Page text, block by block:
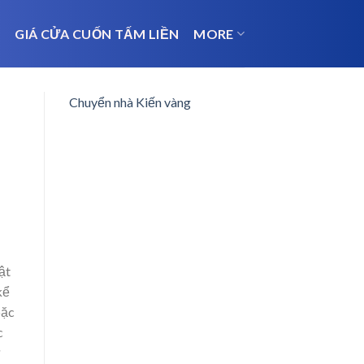
GIÁ CỬA CUỐN TẤM LIỀN MORE
Chuyển nhà Kiến vàng